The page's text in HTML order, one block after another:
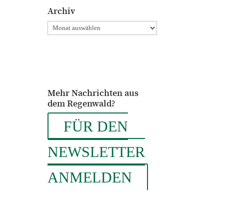
sortiert
Archiv
Archiv
Mehr Nachrichten aus
dem Regenwald?
FÜR DEN
NEWSLETTER
ANMELDEN